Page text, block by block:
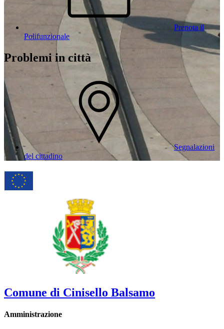
Prenota il
Polifunzionale
Problemi in città
Segnalazioni
del cittadino
Comune di Cinisello Balsamo
Amministrazione